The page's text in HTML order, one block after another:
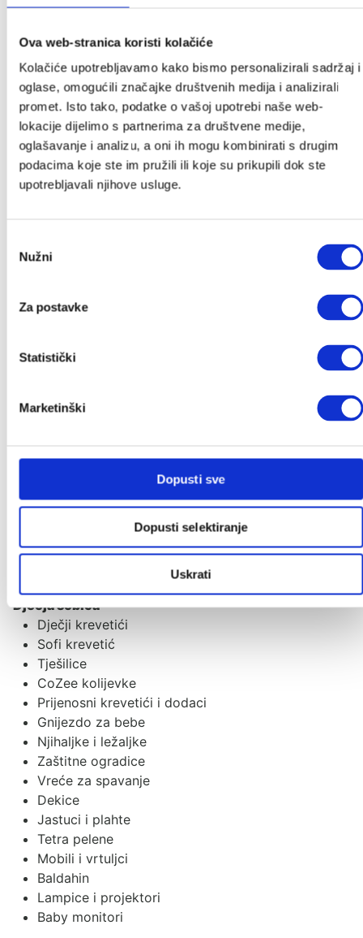
Ova web-stranica koristi kolačiće
Kolačiće upotrebljavamo kako bismo personalizirali sadržaj i
oglase, omogućili značajke društvenih medija i analizirali
promet. Isto tako, podatke o vašoj upotrebi naše web-
lokacije dijelimo s partnerima za društvene medije,
oglašavanje i analizu, a oni ih mogu kombinirati s drugim
podacima koje ste im pružili ili koje su prikupili dok ste
upotrebljavali njihove usluge.
pristanka
Nužni
Za postavke
Statistički
Marketinški
Dopusti sve
Dopusti selektiranje
Uskrati
tekstove i akcije, a kod za popust stiže u Vaš
sandučić.
*Provjeriti neželjenu poštu.
Ime
Email*
Akcije
Novo u ponudi
Autosjedalice
Baze za autosjedalice
Grupa 2/3
Dodaci za autosjedalice
Dječja sobica
Dječji krevetići
Sofi krevetić
Tješilice
CoZee kolijevke
Prijenosni krevetići i dodaci
Gnijezdo za bebe
Njihaljke i ležaljke
Zaštitne ogradice
Vreće za spavanje
Dekice
Jastuci i plahte
Tetra pelene
Mobili i vrtuljci
Baldahin
Lampice i projektori
Baby monitori